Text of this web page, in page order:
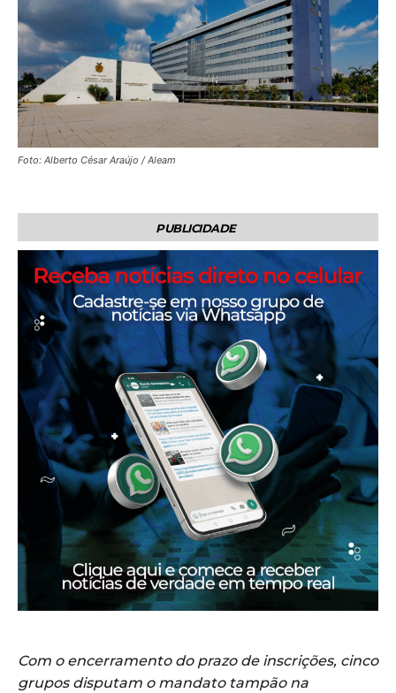
Foto: Alberto César Araújo / Aleam
PUBLICIDADE
Com o encerramento do prazo de inscrições, cinco
grupos disputam o mandato tampão na